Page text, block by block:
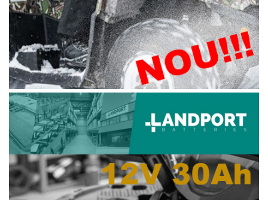
Capete Bara
Caseta acceleratie
Coloana directie
Culbutor admisie
Fuzete
Ghidoane
Pivoti
Rulmenti
Simering
Surub Bascula
Telescoape
Alimentare, Admisie & Evacuare
Admisie